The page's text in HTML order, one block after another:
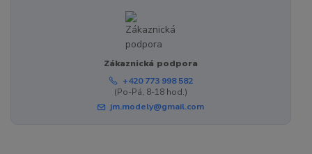
Zákaznická podpora
+420 773 998 582
(Po-Pá, 8-18 hod.)
jm.modely@gmail.com